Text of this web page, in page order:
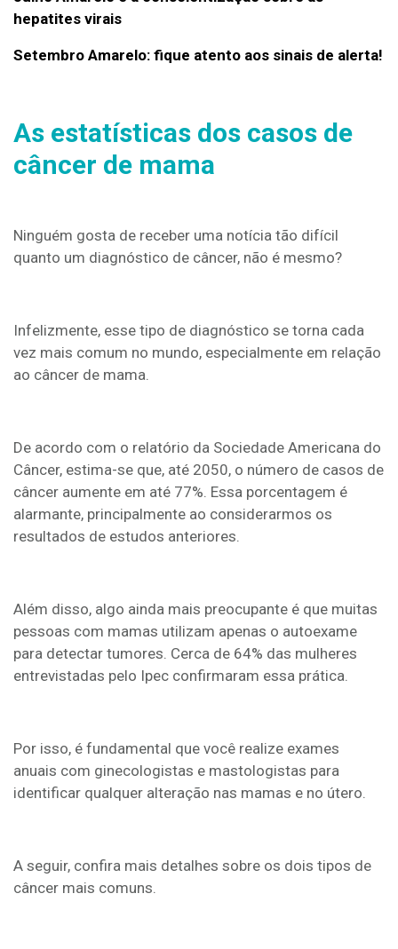
hepatites virais
Setembro Amarelo: fique atento aos sinais de alerta!
As estatísticas dos casos de
câncer de mama
Ninguém gosta de receber uma notícia tão difícil
quanto um diagnóstico de câncer, não é mesmo?
Infelizmente, esse tipo de diagnóstico se torna cada
vez mais comum no mundo, especialmente em relação
ao câncer de mama.
De acordo com o relatório da Sociedade Americana do
Câncer, estima-se que, até 2050, o número de casos de
câncer aumente em até 77%. Essa porcentagem é
alarmante, principalmente ao considerarmos os
resultados de estudos anteriores.
Além disso, algo ainda mais preocupante é que muitas
pessoas com mamas utilizam apenas o autoexame
para detectar tumores. Cerca de 64% das mulheres
entrevistadas pelo Ipec confirmaram essa prática.
Por isso, é fundamental que você realize exames
anuais com ginecologistas e mastologistas para
identificar qualquer alteração nas mamas e no útero.
A seguir, confira mais detalhes sobre os dois tipos de
câncer mais comuns.